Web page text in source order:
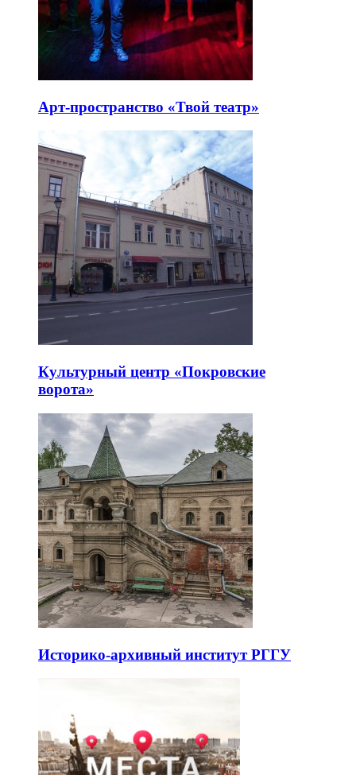
Арт-пространство «Твой театр»
Культурный центр «Покровские
ворота»
Историко-архивный институт РГГУ